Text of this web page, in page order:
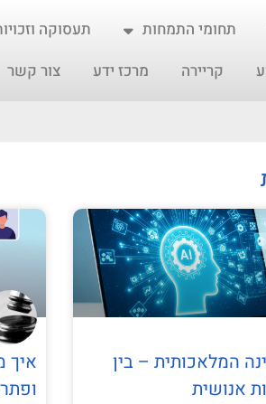
תחומי התמחות תעסוקה
קריירה מרכז ידע צור קשר
המלאכותית – בין
אנושית
איך